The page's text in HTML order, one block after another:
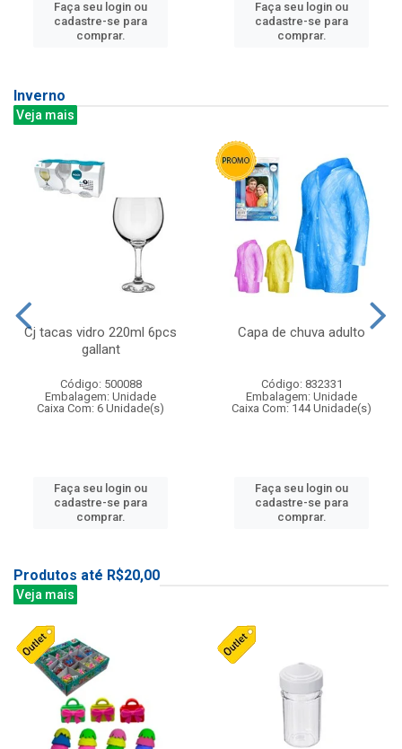
Faça seu login ou
cadastre-se para
comprar.
Faça seu login ou
cadastre-se para
comprar.
Inverno
Veja mais
Cj tacas vidro 220ml 6pcs
gallant
Código: 500088
Embalagem: Unidade
Caixa Com: 6 Unidade(s)
Faça seu login ou
cadastre-se para
comprar.
Capa de chuva adulto
Código: 832331
Embalagem: Unidade
Caixa Com: 144 Unidade(s)
Faça seu login ou
cadastre-se para
comprar.
Produtos até R$20,00
Veja mais